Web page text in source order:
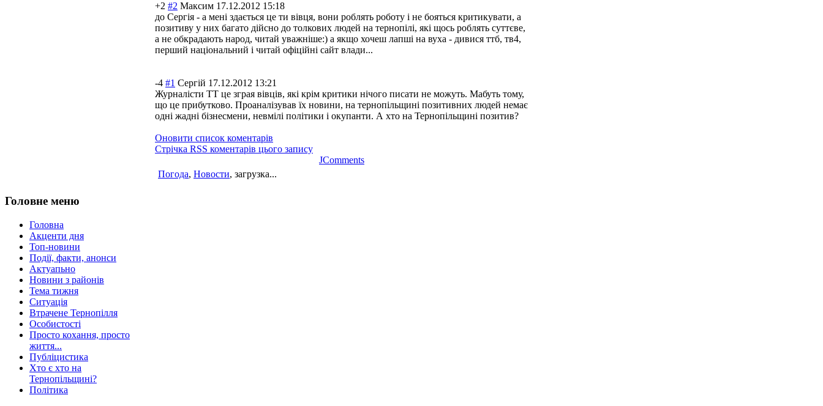
+2 #2 Максим 17.12.2012 15:18
до Сергія - а мені здається це ти вівця, вони роблять роботу і не бояться критикувати, а
позитиву у них багато дійсно до толкових людей на тернопілі, які щось роблять суттєве,
а не обкрадають народ, читай уважніше:) а якщо хочеш лапші на вуха - дивися ттб, тв4,
перший національний і читай офіційні сайт влади...
-4 #1 Сергій 17.12.2012 13:21
Журналісти ТТ це зграя вівців, які крім критики нічого писати не можуть. Мабуть тому,
що це прибутково. Проаналізував їх новини, на тернопільщині позитивних людей немає
одні жадні бізнесмени, невмілі політики і окупанти. А хто на Тернопільщині позитив?
Оновити список коментарів
Стрічка RSS коментарів цього запису
JComments
Погода, Новости, загрузка...
Головне меню
Головна
Акценти дня
Топ-новини
Події, факти, анонси
Актуапьно
Новини з районів
Тема тижня
Ситуація
Втрачене Тернопілля
Особистості
Просто кохання, просто
життя...
Публіцистика
Хто є хто на
Тернопільщині?
Політика